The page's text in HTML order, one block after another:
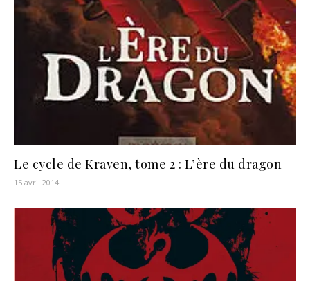
Le cycle de Kraven, tome 2 : L’ère du dragon
15 avril 2014